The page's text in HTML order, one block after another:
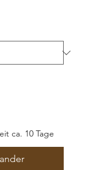
ca. 10 Tage